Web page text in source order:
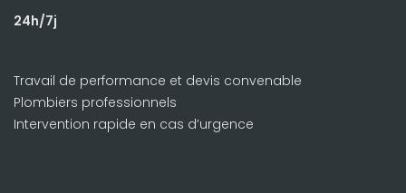
24h/7j
Travail de performance et devis convenable
Plombiers professionnels
Intervention rapide en cas d’urgence